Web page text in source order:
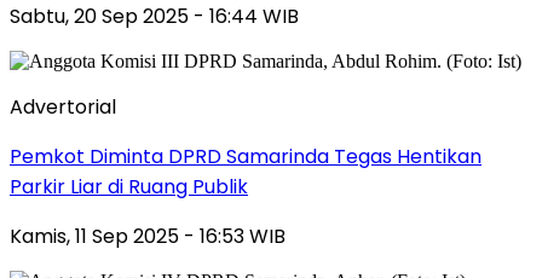
Sabtu, 20 Sep 2025 - 16:44 WIB
Advertorial
Pemkot Diminta DPRD Samarinda Tegas Hentikan
Parkir Liar di Ruang Publik
Kamis, 11 Sep 2025 - 16:53 WIB